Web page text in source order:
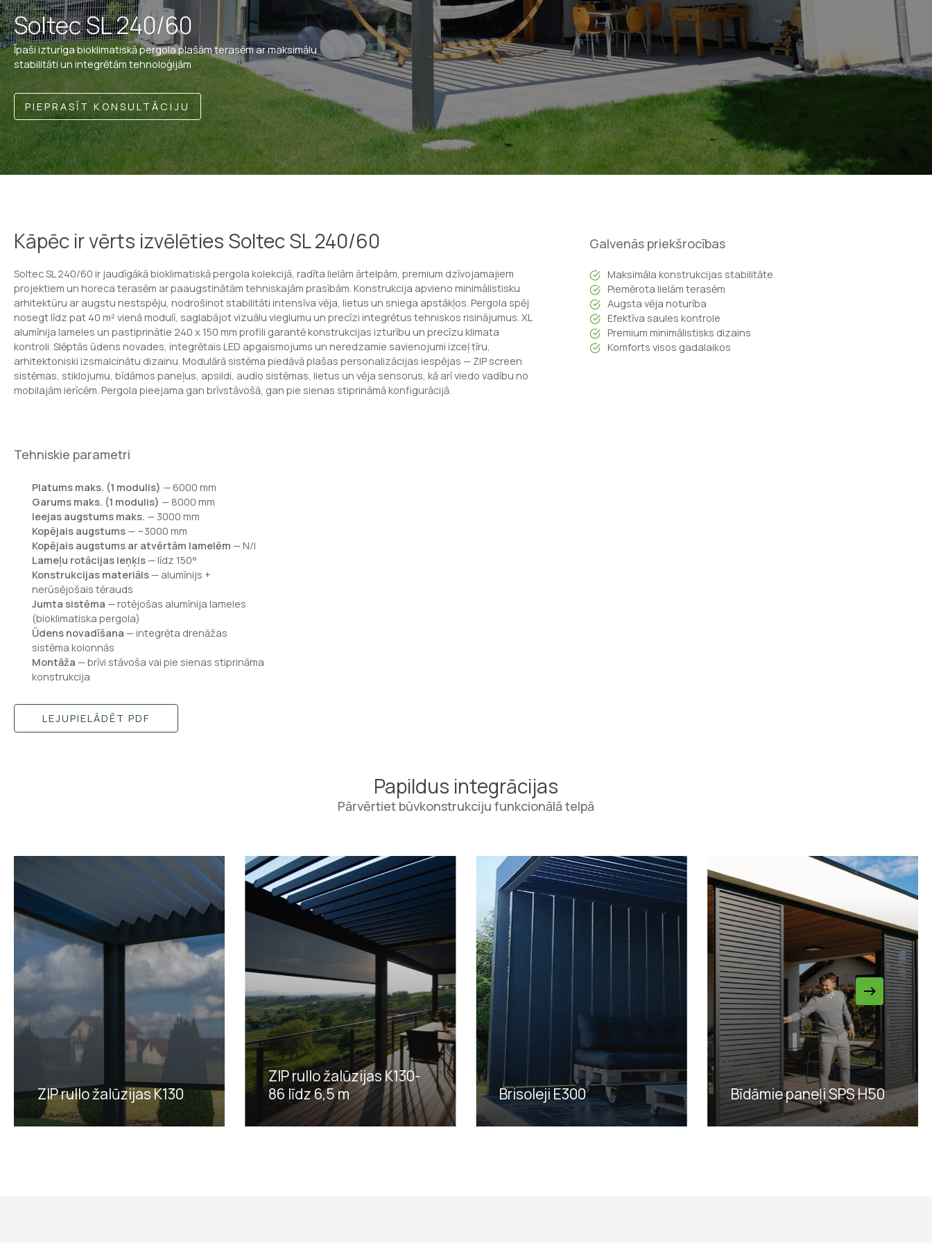
Soltec SL 240/60
Īpaši izturīga bioklimatiskā pergola plašām terasēm ar maksimālu
stabilitāti un integrētām tehnoloģijām
PIEPRASĪT KONSULTĀCIJU
Kāpēc ir vērts izvēlēties Soltec SL 240/60
Soltec SL 240/60 ir jaudīgākā bioklimatiskā pergola kolekcijā, radīta lielām ārtelpām, premium dzīvojamajiem
projektiem un horeca terasēm ar paaugstinātām tehniskajām prasībām. Konstrukcija apvieno minimālistisku
arhitektūru ar augstu nestspēju, nodrošinot stabilitāti intensīva vēja, lietus un sniega apstākļos. Pergola spēj
nosegt līdz pat 40 m² vienā modulī, saglabājot vizuālu vieglumu un precīzi integrētus tehniskos risinājumus. XL
alumīnija lameles un pastiprinātie 240 x 150 mm profili garantē konstrukcijas izturību un precīzu klimata
kontroli. Slēptās ūdens novades, integrētais LED apgaismojums un neredzamie savienojumi izceļ tīru,
arhitektoniski izsmalcinātu dizainu. Modulārā sistēma piedāvā plašas personalizācijas iespējas — ZIP screen
sistēmas, stiklojumu, bīdāmos paneļus, apsildi, audio sistēmas, lietus un vēja sensorus, kā arī viedo vadību no
mobilajām ierīcēm. Pergola pieejama gan brīvstāvošā, gan pie sienas stiprināmā konfigurācijā.
Galvenās priekšrocības
Maksimāla konstrukcijas stabilitāte
Piemērota lielām terasēm
Augsta vēja noturība
Efektīva saules kontrole
Premium minimālistisks dizains
Komforts visos gadalaikos
Tehniskie parametri
Platums maks. (1 modulis) — 6000 mm
Garums maks. (1 modulis) — 8000 mm
Ieejas augstums maks. — 3000 mm
Kopējais augstums — ~3000 mm
Kopējais augstums ar atvērtām lamelēm — N/I
Lameļu rotācijas leņķis — līdz 150°
Konstrukcijas materiāls — alumīnijs +
nerūsējošais tērauds
Jumta sistēma — rotējošas alumīnija lameles
(bioklimatiska pergola)
Ūdens novadīšana — integrēta drenāžas
sistēma kolonnās
Montāža — brīvi stāvoša vai pie sienas stiprināma
konstrukcija
LEJUPIELĀDĒT PDF
Papildus integrācijas
Pārvērtiet būvkonstrukciju funkcionālā telpā
ZIP rullo žalūzijas K130
ZIP rullo žalūzijas K130-
86 līdz 6,5 m
Brisoleji E300 Bīdāmie paneļi SPS H50